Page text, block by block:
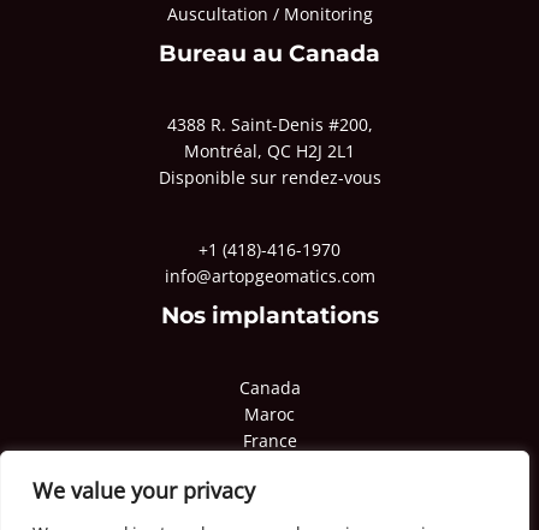
We value your privacy
Auscultation / Monitoring
Bureau au Canada
4388 R. Saint-Denis #200,
Montréal, QC H2J 2L1
Disponible sur rendez-vous
+1 (418)-416-1970
info@artopgeomatics.com
Nos implantations
Canada
Maroc
France
Qatar